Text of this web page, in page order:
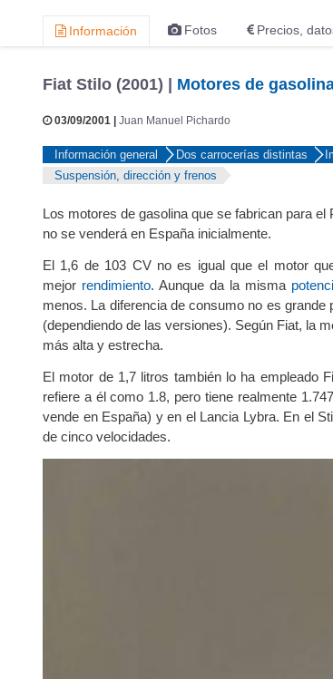
Información Fotos Precios,
Fiat Stilo (2001) | Motores de
03/09/2001 | Juan Manuel Pichardo
Información general Dos carrocerías distintas
Suspensión, dirección y frenos
Los motores de gasolina que se fabrican para
no se venderá en España inicialmente.
El 1,6 de 103 CV no es igual que el motor
mejor rendimiento. Aunque da la misma
menos. La diferencia de consumo no es
(dependiendo de las versiones). Según Fiat, la
más alta y estrecha.
El motor de 1,7 litros también lo ha empleado
refiere a él como 1.8, pero tiene realmente
vende en España) y en el Lancia Lybra. En el
de cinco velocidades.